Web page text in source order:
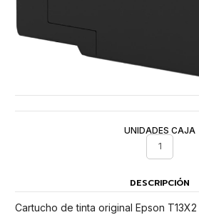
UNIDADES CAJA
1
DESCRIPCIÓN
Cartucho de tinta original Epson